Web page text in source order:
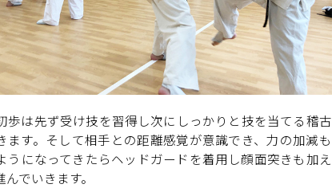
歩は先ず受け技を習得し次にしっかりと技を当てる稽古
ます。そして相手との距離感覚が意識でき、力の加減も
うになってきたらヘッドガードを着用し顔面突きも加え
でいきます。